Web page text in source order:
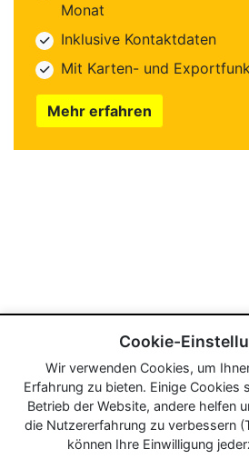
Monat
Inklusive Kontaktdaten
Mit Karten- und
Mehr erfahren
Cookie-
Wir verwenden Cookies, um
Erfahrung zu bieten. Einige Cookies
Betrieb der Website, andere helfen
die Nutzererfahrung zu verbessern
können Ihre Einwilligung